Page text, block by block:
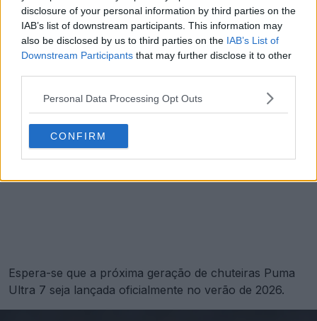
disclosure of your personal information by third parties on the
IAB’s list of downstream participants. This information may
also be disclosed by us to third parties on the IAB’s List of
Downstream Participants that may further disclose it to other
Personal Data Processing Opt Outs
CONFIRM
Espera-se que a próxima geração de chuteiras Puma
Ultra 7 seja lançada oficialmente no verão de 2026.